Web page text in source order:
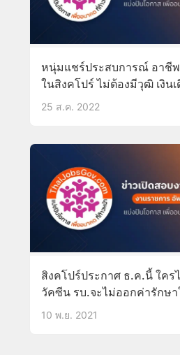
หนุ่มแชร์ประสบการณ์ อาชีพ
ในสิงคโปร์ ไม่ต้องมีวุฒิ เงิน
มากกว่า 7 หมื่น
25 ส.ค. 2022
สิงคโปร์ประกาศ ธ.ค.นี้ ใคร
วัคซีน รบ.จะไม่ออกค่ารักษา
10 พ.ย. 2021